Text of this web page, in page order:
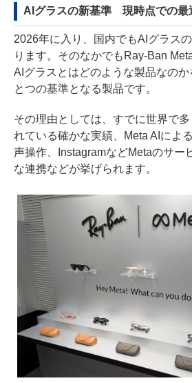
AIグラスの新基準 現時点での最
2026年に入り、国内でもAIグラス
ります。そのなかでもRay-Ban
AIグラスとはどのような製品なの
とつの基準となる製品です。
その理由としては、すでに世界で
れている確かな実績、Meta AIによ
声操作、InstagramなどMetaのサー
な連携などが挙げられます。